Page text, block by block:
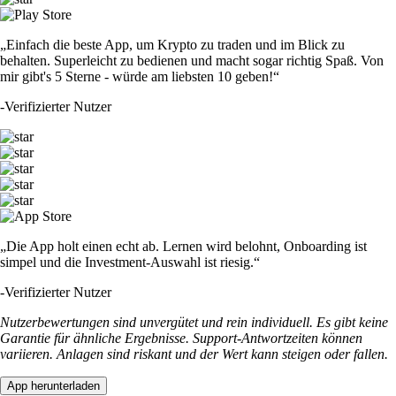
„Einfach die beste App, um Krypto zu traden und im Blick zu
behalten. Superleicht zu bedienen und macht sogar richtig Spaß. Von
mir gibt's 5 Sterne - würde am liebsten 10 geben!“
-Verifizierter Nutzer
„Die App holt einen echt ab. Lernen wird belohnt, Onboarding ist
simpel und die Investment-Auswahl ist riesig.“
-Verifizierter Nutzer
Nutzerbewertungen sind unvergütet und rein individuell. Es gibt keine
Garantie für ähnliche Ergebnisse. Support-Antwortzeiten können
variieren. Anlagen sind riskant und der Wert kann steigen oder fallen.
App herunterladen